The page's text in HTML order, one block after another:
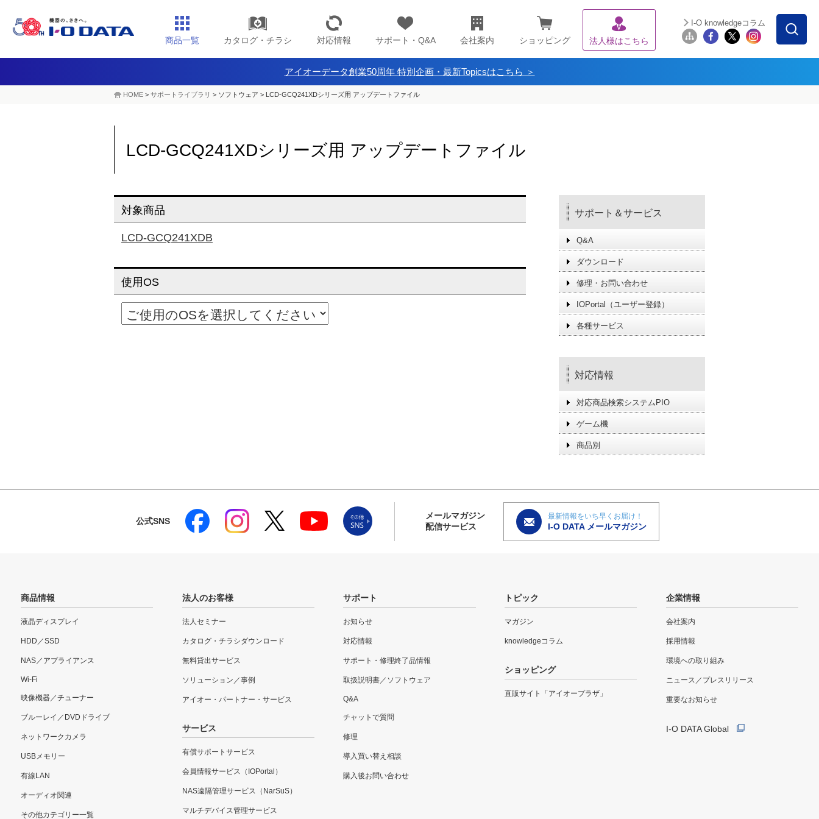
商品一覧 カタログ・チラシ 対応情報 サポート・Q&A 会社案内 ショッピング 法人様はこちら
I-O knowledgeコラム
アイオーデータ創業50周年 特別企画・最新Topicsはこちら ＞
HOME > サポートライブラリ > ソフトウェア > LCD-GCQ241XDシリーズ用 アップデートファイル
LCD-GCQ241XDシリーズ用 アップデートファイル
対象商品
LCD-GCQ241XDB
使用OS
サポート＆サービス
Q&A
ダウンロード
修理・お問い合わせ
IOPortal（ユーザー登録）
各種サービス
対応情報
対応商品検索システムPIO
ゲーム機
商品別
公式SNS
メールマガジン
配信サービス
最新情報をいち早くお届け！
I-O DATA メールマガジン
商品情報
液晶ディスプレイ
HDD／SSD
NAS／アプライアンス
Wi-Fi
映像機器／チューナー
ブルーレイ／DVDドライブ
ネットワークカメラ
USBメモリー
有線LAN
オーディオ関連
その他カテゴリー一覧
法人のお客様
法人セミナー
カタログ・チラシダウンロード
無料貸出サービス
ソリューション／事例
アイオー・パートナー・サービス
サービス
有償サポートサービス
会員情報サービス（IOPortal）
NAS遠隔管理サービス（NarSuS）
マルチデバイス管理サービス
サポート
お知らせ
対応情報
サポート・修理終了品情報
取扱説明書／ソフトウェア
Q&A
チャットで質問
修理
導入買い替え相談
購入後お問い合わせ
トピック
マガジン
knowledgeコラム
ショッピング
直販サイト「アイオープラザ」
企業情報
会社案内
採用情報
環境への取り組み
ニュース／プレスリリース
重要なお知らせ
I-O DATA Global